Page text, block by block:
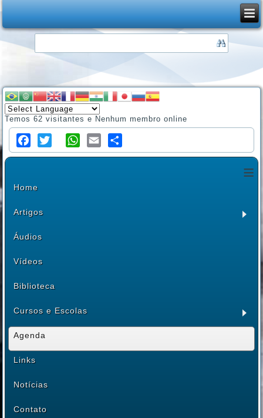
Temos 62 visitantes e Nenhum membro online
Facebook
TwitterWhatsApp
EmailShare
≡
Home
Artigos
Áudios
Vídeos
Biblioteca
Cursos e Escolas
Agenda
Links
Notícias
Contato